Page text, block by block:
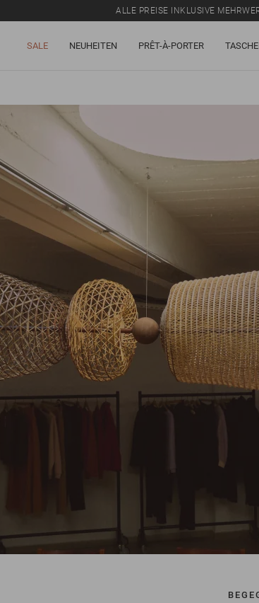
ALLE PREISE INKLUSIVE
SALE NEUHEITEN PRÊT-À-PORTER